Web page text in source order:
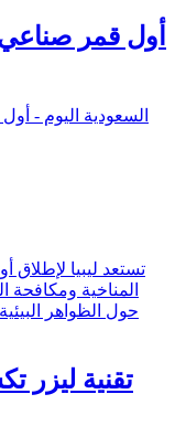
أول قمر صناعي
تستعد ليبيا
المناخية ومكافحة
حول الظواهر
تقنية